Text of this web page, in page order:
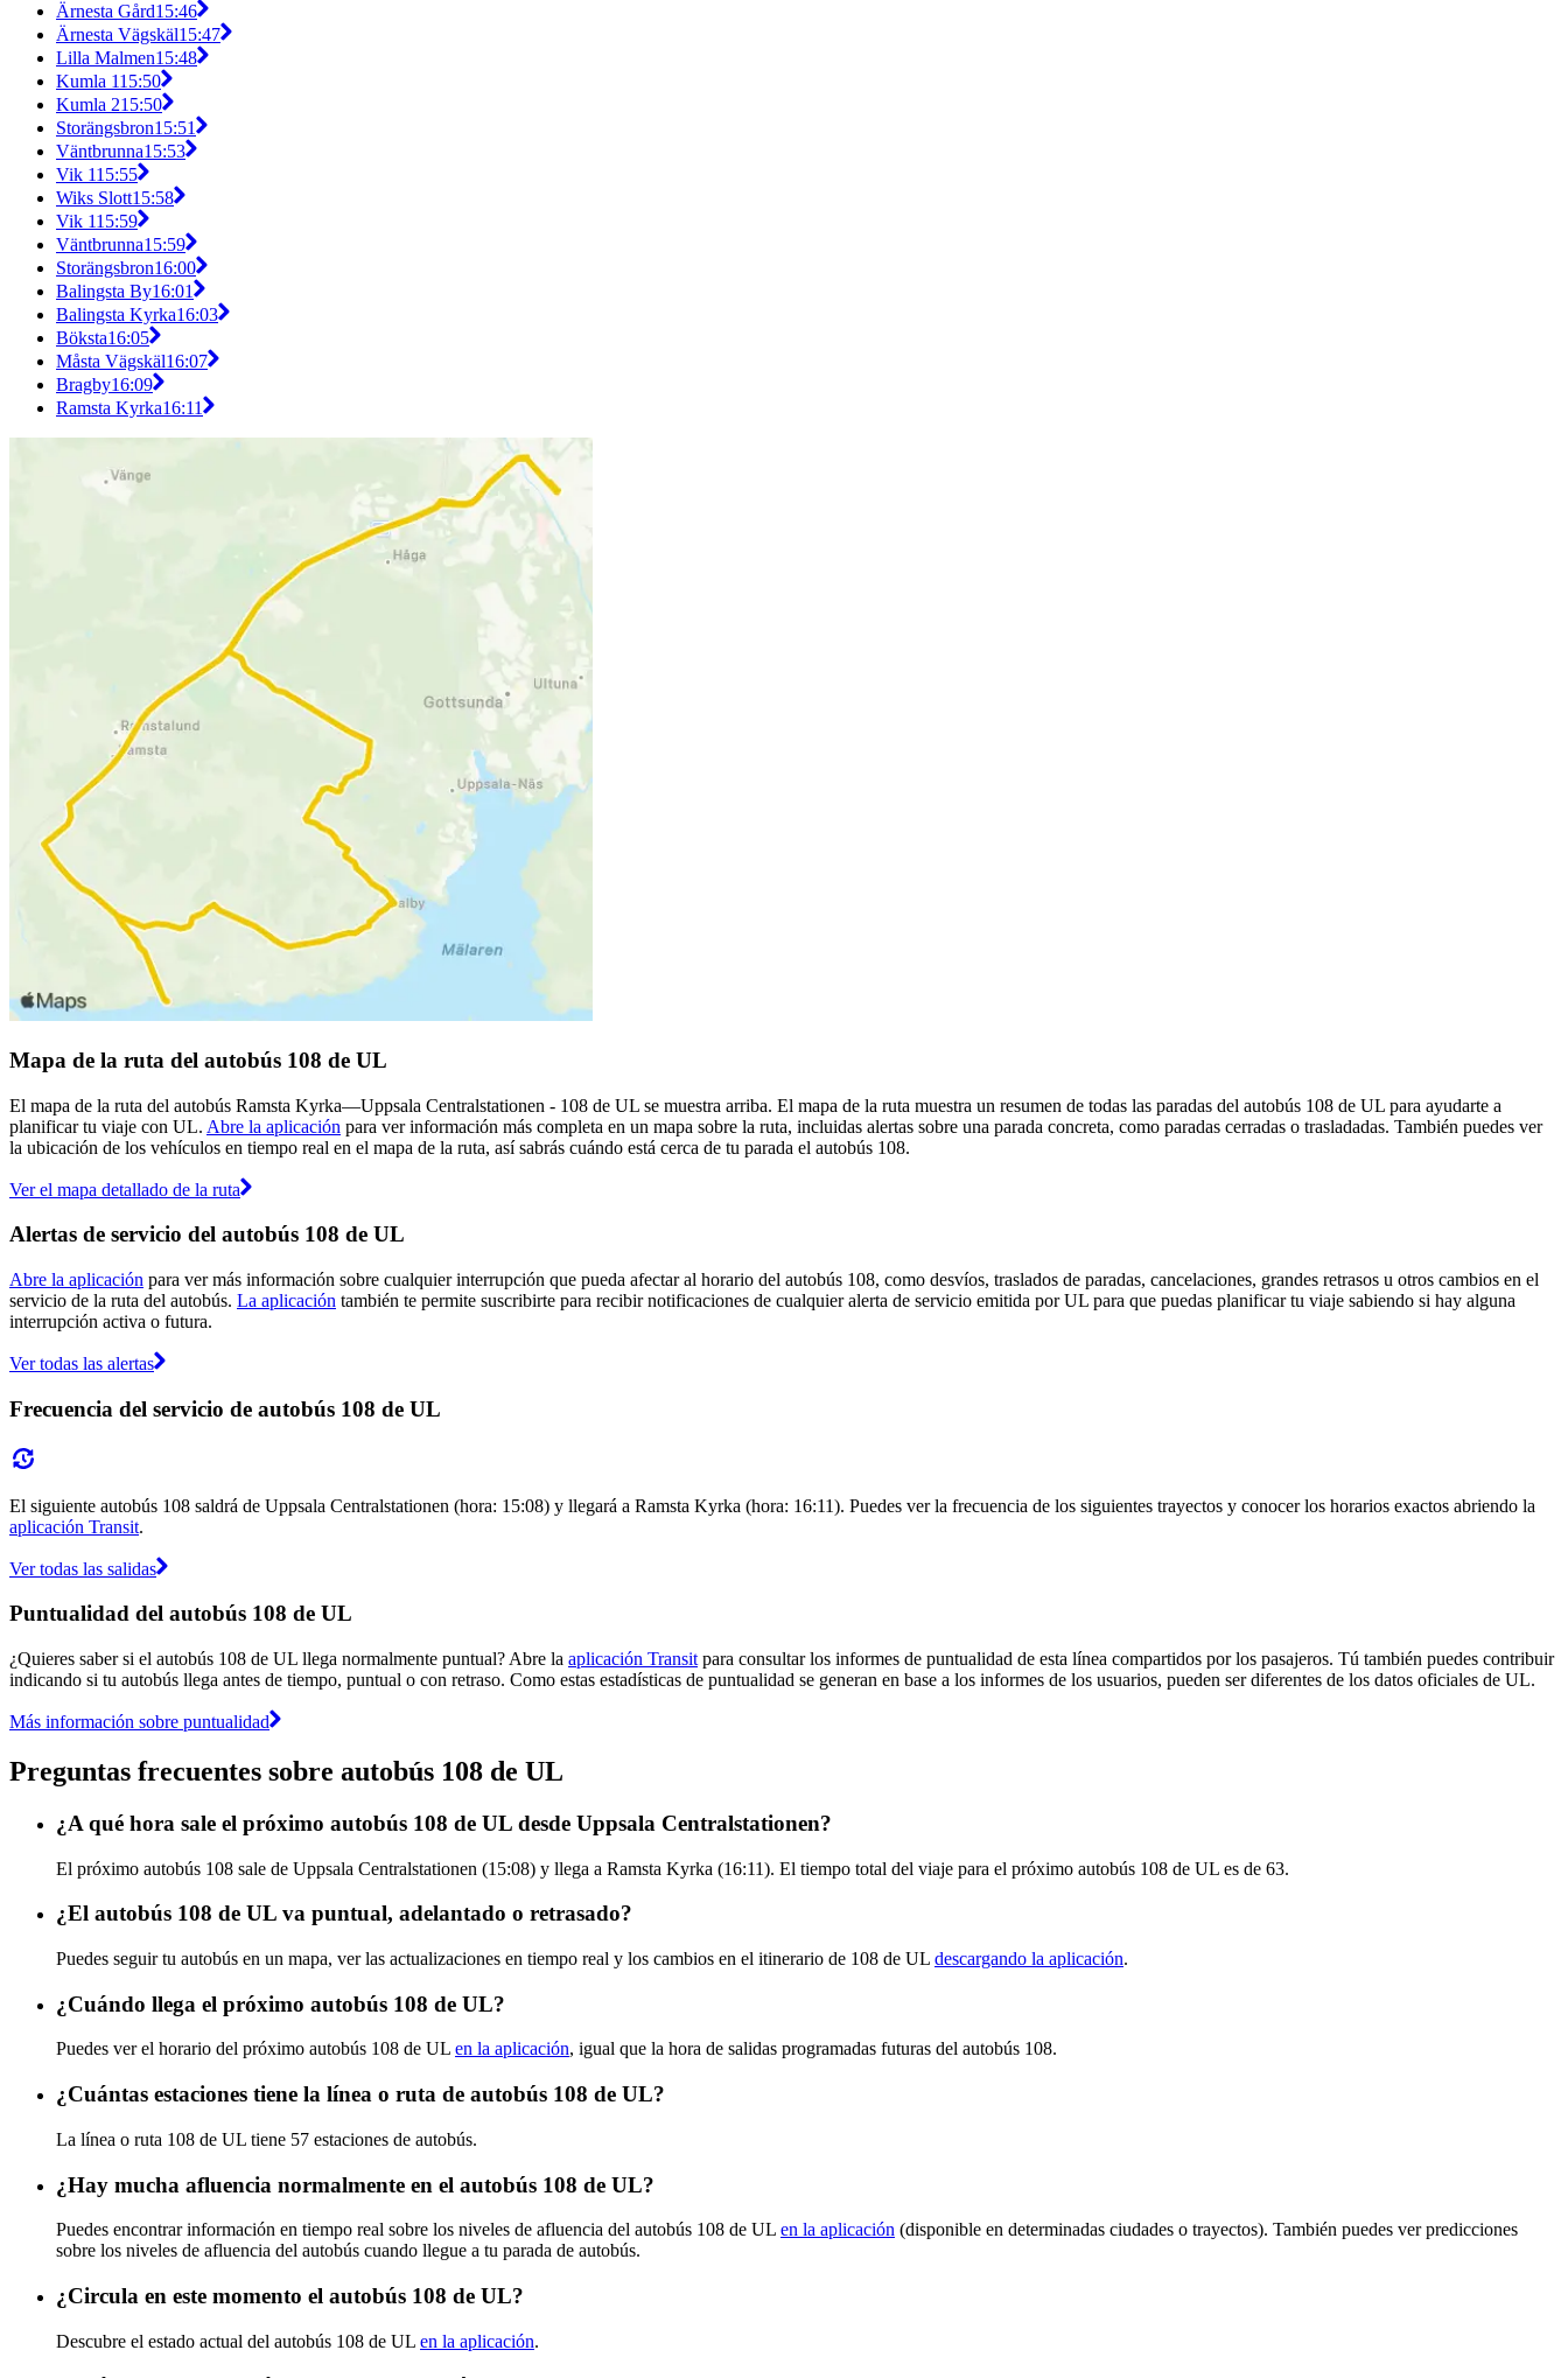
Ärnesta Gård15:46
Ärnesta Vägskäl15:47
Lilla Malmen15:48
Kumla 115:50
Kumla 215:50
Storängsbron15:51
Väntbrunna15:53
Vik 115:55
Wiks Slott15:58
Vik 115:59
Väntbrunna15:59
Storängsbron16:00
Balingsta By16:01
Balingsta Kyrka16:03
Böksta16:05
Måsta Vägskäl16:07
Bragby16:09
Ramsta Kyrka16:11
Mapa de la ruta del autobús 108 de UL
El mapa de la ruta del autobús Ramsta Kyrka—Uppsala Centralstationen - 108 de UL se muestra arriba. El mapa de la ruta muestra un resumen de todas las paradas del autobús 108 de UL para ayudarte a
planificar tu viaje con UL. Abre la aplicación para ver información más completa en un mapa sobre la ruta, incluidas alertas sobre una parada concreta, como paradas cerradas o trasladadas. También puedes ver
la ubicación de los vehículos en tiempo real en el mapa de la ruta, así sabrás cuándo está cerca de tu parada el autobús 108.
Ver el mapa detallado de la ruta
Alertas de servicio del autobús 108 de UL
Abre la aplicación para ver más información sobre cualquier interrupción que pueda afectar al horario del autobús 108, como desvíos, traslados de paradas, cancelaciones, grandes retrasos u otros cambios en el
servicio de la ruta del autobús. La aplicación también te permite suscribirte para recibir notificaciones de cualquier alerta de servicio emitida por UL para que puedas planificar tu viaje sabiendo si hay alguna
interrupción activa o futura.
Ver todas las alertas
Frecuencia del servicio de autobús 108 de UL
El siguiente autobús 108 saldrá de Uppsala Centralstationen (hora: 15:08) y llegará a Ramsta Kyrka (hora: 16:11). Puedes ver la frecuencia de los siguientes trayectos y conocer los horarios exactos abriendo la
aplicación Transit.
Ver todas las salidas
Puntualidad del autobús 108 de UL
¿Quieres saber si el autobús 108 de UL llega normalmente puntual? Abre la aplicación Transit para consultar los informes de puntualidad de esta línea compartidos por los pasajeros. Tú también puedes contribuir
indicando si tu autobús llega antes de tiempo, puntual o con retraso. Como estas estadísticas de puntualidad se generan en base a los informes de los usuarios, pueden ser diferentes de los datos oficiales de UL.
Más información sobre puntualidad
Preguntas frecuentes sobre autobús 108 de UL
¿A qué hora sale el próximo autobús 108 de UL desde Uppsala Centralstationen?
El próximo autobús 108 sale de Uppsala Centralstationen (15:08) y llega a Ramsta Kyrka (16:11). El tiempo total del viaje para el próximo autobús 108 de UL es de 63.
¿El autobús 108 de UL va puntual, adelantado o retrasado?
Puedes seguir tu autobús en un mapa, ver las actualizaciones en tiempo real y los cambios en el itinerario de 108 de UL descargando la aplicación.
¿Cuándo llega el próximo autobús 108 de UL?
Puedes ver el horario del próximo autobús 108 de UL en la aplicación, igual que la hora de salidas programadas futuras del autobús 108.
¿Cuántas estaciones tiene la línea o ruta de autobús 108 de UL?
La línea o ruta 108 de UL tiene 57 estaciones de autobús.
¿Hay mucha afluencia normalmente en el autobús 108 de UL?
Puedes encontrar información en tiempo real sobre los niveles de afluencia del autobús 108 de UL en la aplicación (disponible en determinadas ciudades o trayectos). También puedes ver predicciones
sobre los niveles de afluencia del autobús cuando llegue a tu parada de autobús.
¿Circula en este momento el autobús 108 de UL?
Descubre el estado actual del autobús 108 de UL en la aplicación.